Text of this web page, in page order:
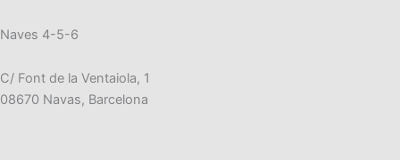
Naves 4-5-6
C/ Font de la Ventaiola, 1
08670 Navas, Barcelona